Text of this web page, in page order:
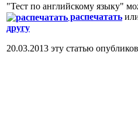
"Тест по английскому языку"
распечатать
другу
20.03.2013 эту статью